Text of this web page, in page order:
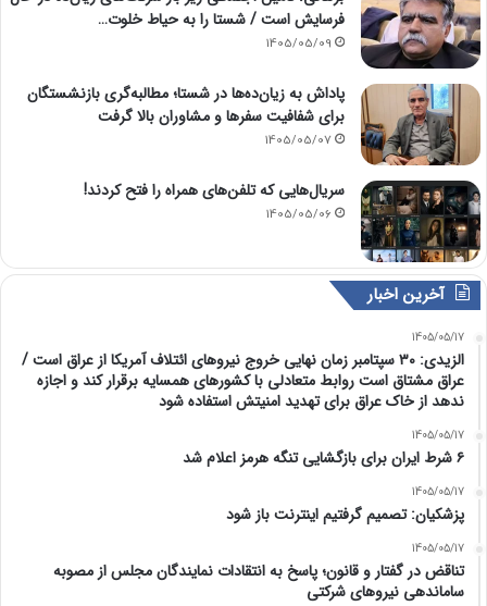
فرسایش است / شستا را به حیاط خلوت…
1405/05/09
پاداش به زیان‌ده‌ها در شستا؛ مطالبه‌گری بازنشستگان
برای شفافیت سفرها و مشاوران بالا گرفت
1405/05/07
سریال‌هایی که تلفن‌های همراه را فتح کردند!
1405/05/06
آخرین اخبار
1405/05/17
الزیدی: ۳۰ سپتامبر زمان نهایی خروج نیروهای ائتلاف آمریکا از عراق است /
عراق مشتاق است روابط متعادلی با کشورهای همسایه برقرار کند و اجازه
ندهد از خاک عراق برای تهدید امنیتش استفاده شود
1405/05/17
۶ شرط ایران برای بازگشایی تنگه هرمز اعلام شد
1405/05/17
پزشکیان: تصمیم گرفتیم اینترنت باز شود
1405/05/17
تناقض در گفتار و قانون؛ پاسخ به انتقادات نمایندگان مجلس از مصوبه
ساماندهی نیروهای شرکتی